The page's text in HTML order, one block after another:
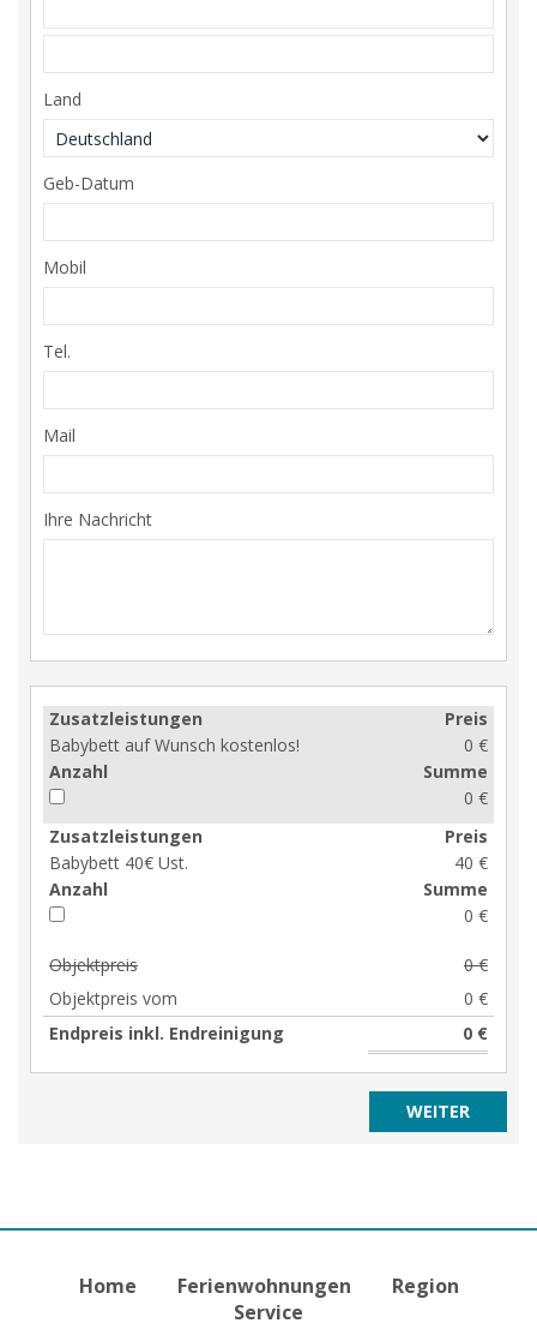
Land
Geb-Datum
Mobil
Tel.
Mail
Ihre Nachricht
Zusatzleistungen
Babybett auf Wunsch kostenlos!
Preis
0 €
Anzahl
Summe
0 €
Zusatzleistungen
Babybett 40€ Ust.
Preis
40 €
Anzahl
Summe
0 €
Objektpreis
0 €
Objektpreis vom
0 €
Endpreis inkl. Endreinigung
0 €
Home Ferienwohnungen
Region
Service